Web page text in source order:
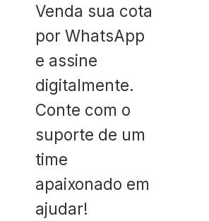
Venda sua cota
por WhatsApp
e assine
digitalmente.
Conte com o
suporte de um
time
apaixonado em
ajudar!